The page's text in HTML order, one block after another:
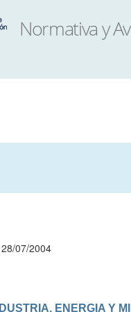
07/2004
ENERGIA Y